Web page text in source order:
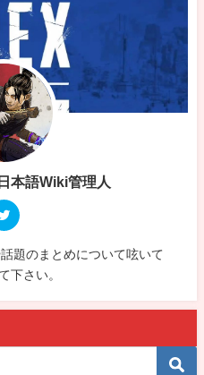
本語Wiki管理人
題のまとめについて呟いて
下さい。